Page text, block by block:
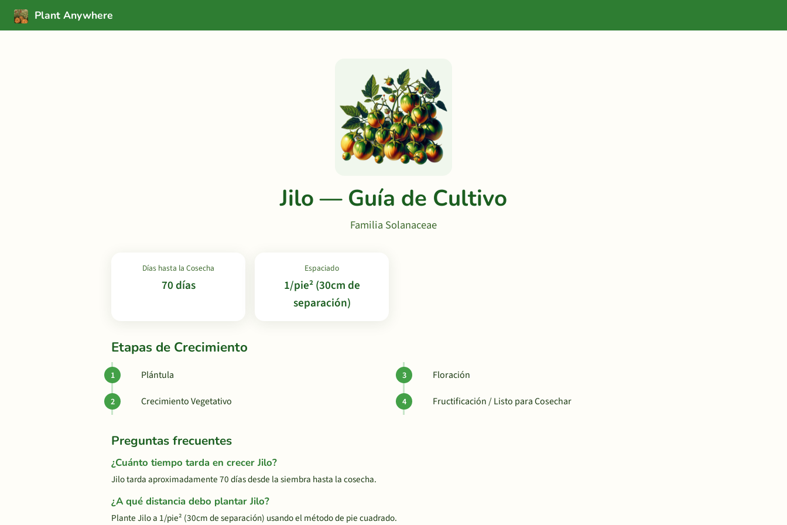
Plant Anywhere
Jilo — Guía de Cultivo
Familia Solanaceae
Días hasta la Cosecha
70 días
Espaciado
1/pie² (30cm de
separación)
Etapas de Crecimiento
Plántula
Crecimiento Vegetativo
Floración
Fructificación / Listo para Cosechar
Preguntas frecuentes
¿Cuánto tiempo tarda en crecer Jilo?
Jilo tarda aproximadamente 70 días desde la siembra hasta la cosecha.
¿A qué distancia debo plantar Jilo?
Plante Jilo a 1/pie² (30cm de separación) usando el método de pie cuadrado.